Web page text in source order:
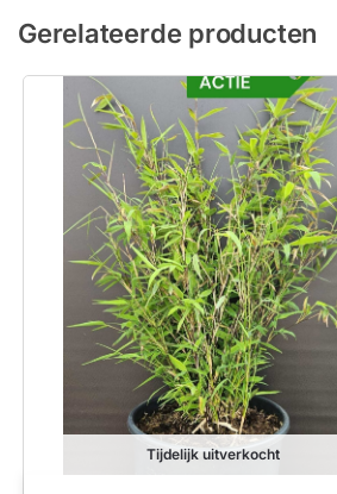
Gerelateerde producten
Tijdelijk uitverkocht